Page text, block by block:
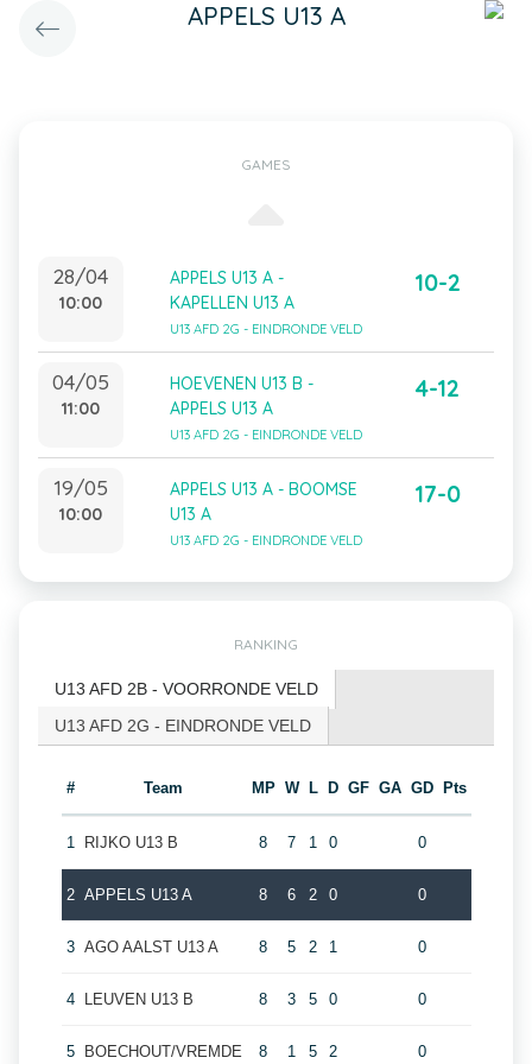
APPELS U13 A
GAMES
28/04
10:00
APPELS U13 A -
KAPELLEN U13 A
U13 AFD 2G - EINDRONDE VELD
10-2
04/05
11:00
HOEVENEN U13 B -
APPELS U13 A
U13 AFD 2G - EINDRONDE VELD
4-12
19/05
10:00
APPELS U13 A - BOOMSE
U13 A
U13 AFD 2G - EINDRONDE VELD
17-0
RANKING
U13 AFD 2B - VOORRONDE VELD
U13 AFD 2G - EINDRONDE VELD
# Team MP W L D GF GA GD Pts
1 RIJKO U13 B 8 7 1 0 0
2 APPELS U13 A 8 6 2 0 0
3 AGO AALST U13 A 8 5 2 1 0
4 LEUVEN U13 B 8 3 5 0 0
5 BOECHOUT/VREMDE 8 1 5 2 0